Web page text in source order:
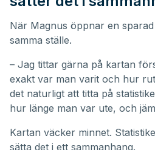
När Magnus öppnar en
samma ställe.
– Jag tittar gärna på kartan
exakt var man varit och hur
det naturligt att titta på
hur länge man var ute, och
Kartan väcker minnet.
sätta det i ett sammanhang.